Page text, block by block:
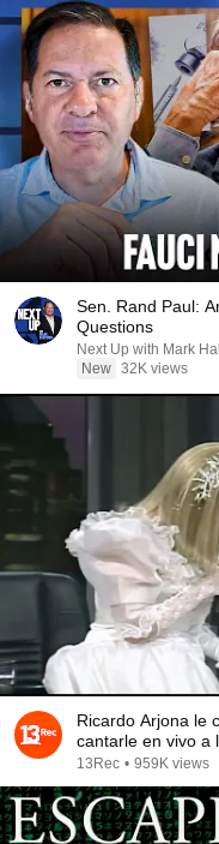
Sen. Rand Paul:
Questions
Next Up with Mark
New 32K views
Ricardo Arjona le
cantarle en vivo a
13Rec • 959K views